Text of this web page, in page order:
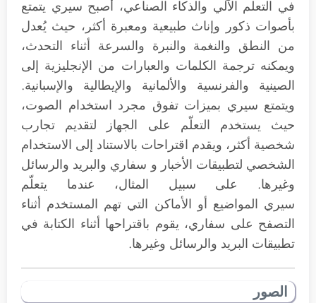
في التعلم الآلي والذكاء الصناعي، أصبح سيري يتمتع
بأصوات ذكور وإناث طبيعية ومعبرة أكثر، حيث يُعدل
من النطق والنغمة والنبرة والسرعة أثناء التحدث،
ويمكنه ترجمة الكلمات والعبارات من الإنجليزية إلى
الصينية والفرنسية والألمانية والإيطالية والإسبانية.
ويتمتع سيري بميزات تفوق مجرد استخدام الصوت،
حيث يستخدم التعلّم على الجهاز لتقديم تجارب
شخصية أكثر، ويقدم اقتراحات بالاستناد إلى الاستخدام
الشخصي لتطبيقات الأخبار و سفاري والبريد والرسائل
وغيرها. على سبيل المثال، عندما يتعلّم
سيري المواضيع أو الأماكن التي تهم المستخدم أثناء
التصفح على سفاري، يقوم باقتراحها أثناء الكتابة في
تطبيقات البريد والرسائل وغيرها.
الصور